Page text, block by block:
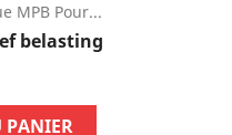
MPB Pour...
belasting
PANIER